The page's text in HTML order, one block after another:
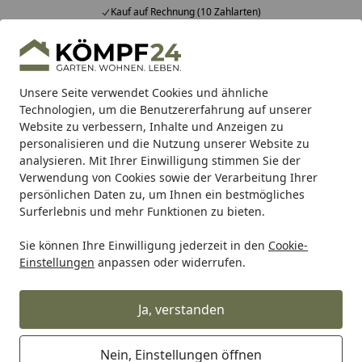
Unsere Seite verwendet Cookies und ähnliche
Technologien, um die Benutzererfahrung auf unserer
Website zu verbessern, Inhalte und Anzeigen zu
personalisieren und die Nutzung unserer Website zu
analysieren. Mit Ihrer Einwilligung stimmen Sie der
Verwendung von Cookies sowie der Verarbeitung Ihrer
persönlichen Daten zu, um Ihnen ein bestmögliches
Surferlebnis und mehr Funktionen zu bieten.
Sie können Ihre Einwilligung jederzeit in den Cookie-
Einstellungen anpassen oder widerrufen.
Ja, verstanden
Nein, Einstellungen öffnen
Kauf auf Rechnung (10 Zahlarten)
Alle Produkte
Mein Konto
Suchen
Startseite
Zaun Sichtschutzzaun Glas Sichtschutz Zäune
TraumGarten System Glas ALPHA
1200 x 1800 mm